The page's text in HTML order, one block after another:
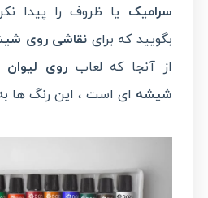
سرامیک یا ظروف را پیدا
بگویید که برای نقاشی روی
از آنجا که لعاب روی لیوان
شیشه ای است ، این رنگ ها